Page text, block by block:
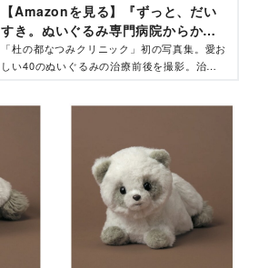
【Amazonを見る】『ずっと、だい
すき。ぬいぐるみ専門病院からかえ
ってきた家族たち』
「杜の都なつみクリニック」初の写真集。愛お
しい40のぬいぐるみの治療前後を撮影。治療